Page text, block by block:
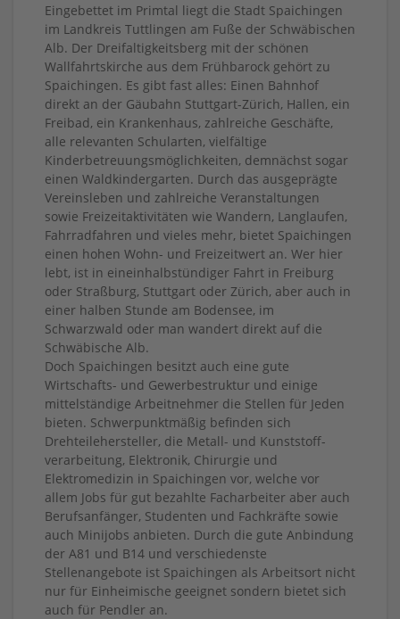
Eingebettet im Primtal liegt die Stadt Spaichingen
im Landkreis Tuttlingen am Fuße der Schwäbischen
Alb. Der Dreifaltigkeitsberg mit der schönen
Wallfahrtskirche aus dem Frühbarock gehört zu
Spaichingen. Es gibt fast alles: Einen Bahnhof
direkt an der Gäubahn Stuttgart-Zürich, Hallen, ein
Freibad, ein Krankenhaus, zahlreiche Geschäfte,
alle relevanten Schularten, vielfältige
Kinderbetreuungsmöglichkeiten, demnächst sogar
einen Waldkindergarten. Durch das ausgeprägte
Vereinsleben und zahlreiche Veranstaltungen
sowie Freizeitaktivitäten wie Wandern, Langlaufen,
Fahrradfahren und vieles mehr, bietet Spaichingen
einen hohen Wohn- und Freizeitwert an. Wer hier
lebt, ist in eineinhalbstündiger Fahrt in Freiburg
oder Straßburg, Stuttgart oder Zürich, aber auch in
einer halben Stunde am Bodensee, im
Schwarzwald oder man wandert direkt auf die
Schwäbische Alb.
Doch Spaichingen besitzt auch eine gute
Wirtschafts- und Gewerbestruktur und einige
mittelständige Arbeitnehmer die Stellen für Jeden
bieten. Schwerpunktmäßig befinden sich
Drehteilehersteller, die Metall- und Kunststoff-
verarbeitung, Elektronik, Chirurgie und
Elektromedizin in Spaichingen vor, welche vor
allem Jobs für gut bezahlte Facharbeiter aber auch
Berufsanfänger, Studenten und Fachkräfte sowie
auch Minijobs anbieten. Durch die gute Anbindung
der A81 und B14 und verschiedenste
Stellenangebote ist Spaichingen als Arbeitsort nicht
nur für Einheimische geeignet sondern bietet sich
auch für Pendler an.